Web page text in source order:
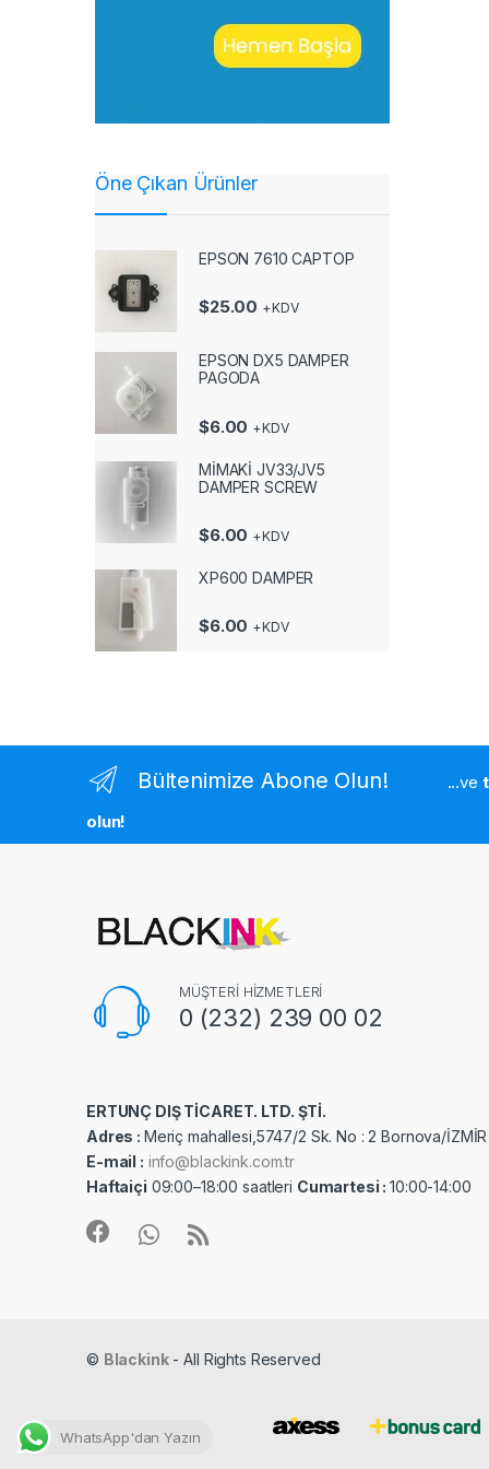
Öne Çıkan Ürünler
EPSON 7610 CAPTOP
$25.00 +KDV
EPSON DX5 DAMPER
PAGODA
$6.00 +KDV
MİMAKİ JV33/JV5
DAMPER SCREW
$6.00 +KDV
XP600 DAMPER
$6.00 +KDV
Bültenimize Abone Olun! ...ve
olun!
MÜŞTERİ HİZMETLERİ
0 (232) 239 00 02
ERTUNÇ DIŞ TİCARET. LTD. ŞTİ.
Adres : Meriç mahallesi,5747/2 Sk. No : 2 Bornova/İZMİR
E-mail : info@blackink.com.tr
Haftaiçi 09:00–18:00 saatleri Cumartesi :10:00-14:00
© Blackink- All Rights Reserved
WhatsApp'dan Yazın